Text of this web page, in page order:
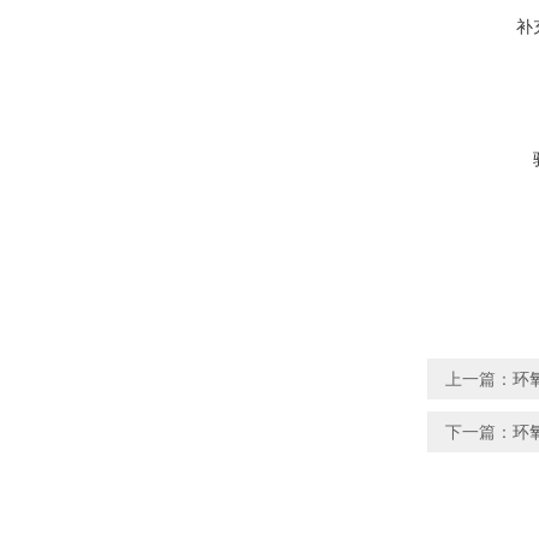
补
上一篇： 环
下一篇： 环